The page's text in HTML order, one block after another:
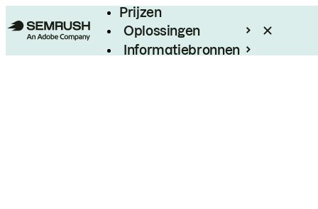
Prijzen
Oplossingen
Informatiebronnen